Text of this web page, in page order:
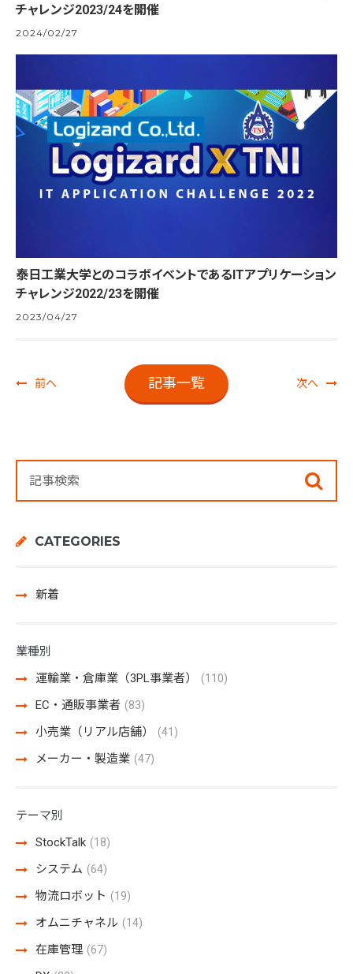
チャレンジ2023/24を開催
2024/02/27
泰日工業大学とのコラボイベントであるITアプリケーション
チャレンジ2022/23を開催
2023/04/27
前へ 記事一覧 次へ
CATEGORIES
新着
業種別
運輸業・倉庫業（3PL事業者）
(110)
EC・通販事業者 (83)
小売業（リアル店舗） (41)
メーカー・製造業 (47)
テーマ別
StockTalk (18)
システム (64)
物流ロボット (19)
オムニチャネル (14)
在庫管理 (67)